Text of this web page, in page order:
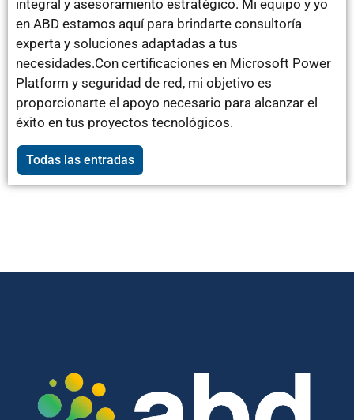
integral y asesoramiento estratégico. Mi equipo y yo
en ABD estamos aquí para brindarte consultoría
experta y soluciones adaptadas a tus
necesidades.Con certificaciones en Microsoft Power
Platform y seguridad de red, mi objetivo es
proporcionarte el apoyo necesario para alcanzar el
éxito en tus proyectos tecnológicos.
Todas las entradas